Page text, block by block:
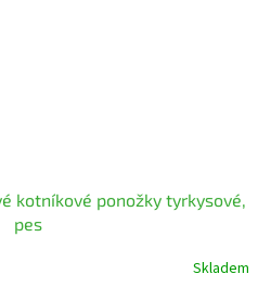
kotníkové ponožky tyrkysové,
pes
Skladem